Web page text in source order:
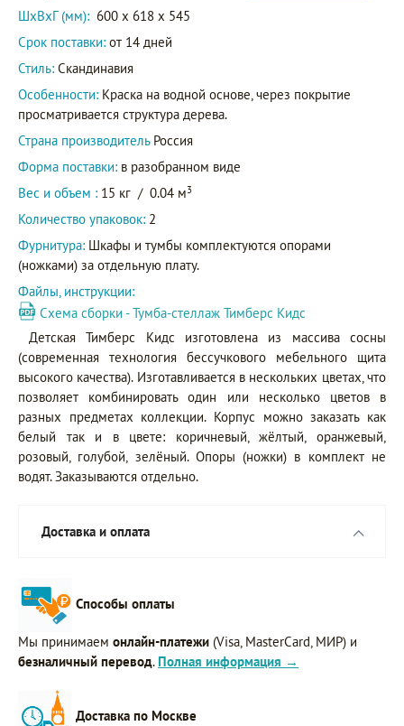
ШxВxГ (мм): 600 x 618 x 545
Срок поставки: от 14 дней
Стиль: Скандинавия
Особенности: Краска на водной основе, через покрытие
просматривается структура дерева.
Страна производитель Россия
Форма поставки: в разобранном виде
Вес и объем : 15 кг / 0.04 м3
Количество упаковок: 2
Фурнитура: Шкафы и тумбы комплектуются опорами
(ножками) за отдельную плату.
Файлы, инструкции:
Схема сборки - Тумба-стеллаж Тимберс Кидс
Детская Тимберс Кидс изготовлена из массива сосны
(современная технология бессучкового мебельного щита
высокого качества). Изготавливается в нескольких цветах, что
позволяет комбинировать один или несколько цветов в
разных предметах коллекции. Корпус можно заказать как
белый так и в цвете: коричневый, жёлтый, оранжевый,
розовый, голубой, зелёный. Опоры (ножки) в комплект не
водят. Заказываются отдельно.
Доставка и оплата
Способы оплаты
Мы принимаем онлайн-платежи (Visa, MasterCard, МИР) и
безналичный перевод. Полная информация →
Доставка по Москве